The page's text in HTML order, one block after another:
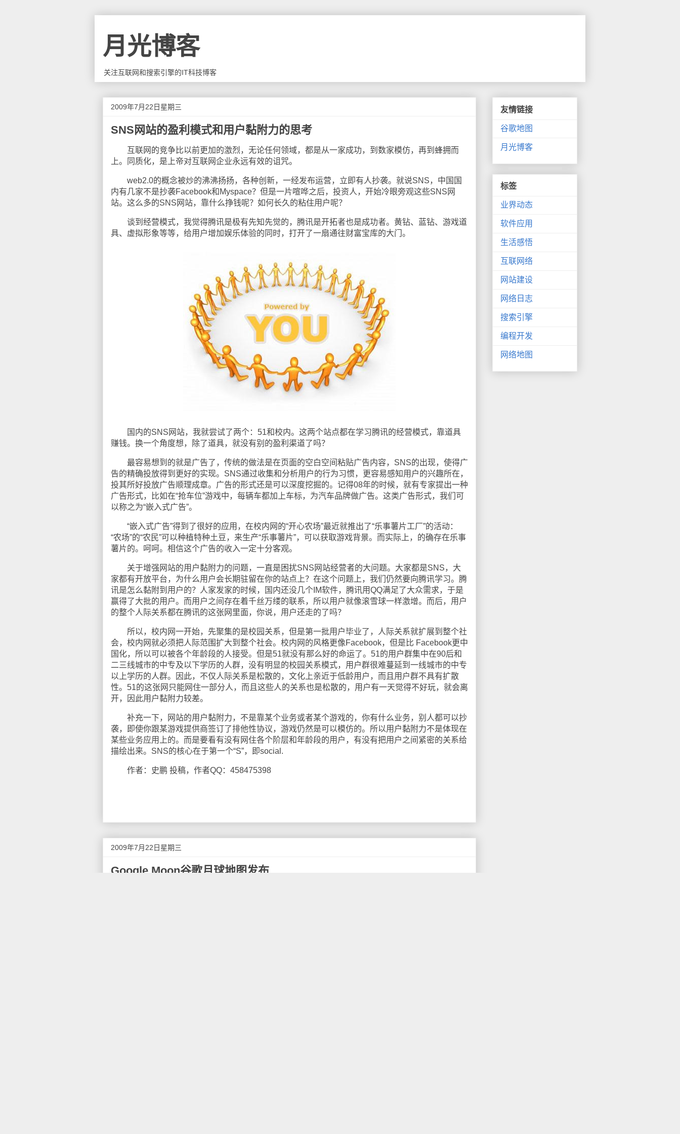
月光博客
关注互联网和搜索引擎的IT科技博客
2009年7月22日星期三
SNS网站的盈利模式和用户黏附力的思考
互联网的竞争比以前更加的激烈，无论任何领域，都是从一家成功，到数家模仿，再到蜂拥而
上。同质化，是上帝对互联网企业永远有效的诅咒。
web2.0的概念被炒的沸沸扬扬，各种创新，一经发布运营，立即有人抄袭。就说SNS，中国国
内有几家不是抄袭Facebook和Myspace？但是一片喧哗之后，投资人，开始冷眼旁观这些SNS网
站。这么多的SNS网站，靠什么挣钱呢？如何长久的粘住用户呢？
谈到经营模式，我觉得腾讯是极有先知先觉的，腾讯是开拓者也是成功者。黄钻、蓝钻、游戏道
具、虚拟形象等等，给用户增加娱乐体验的同时，打开了一扇通往财富宝库的大门。
国内的SNS网站，我就尝试了两个：51和校内。这两个站点都在学习腾讯的经营模式，靠道具
赚钱。换一个角度想，除了道具，就没有别的盈利渠道了吗？
最容易想到的就是广告了，传统的做法是在页面的空白空间粘贴广告内容，SNS的出现，使得广
告的精确投放得到更好的实现。SNS通过收集和分析用户的行为习惯，更容易感知用户的兴趣所在，
投其所好投放广告顺理成章。广告的形式还是可以深度挖掘的。记得08年的时候，就有专家提出一种
广告形式，比如在“抢车位”游戏中，每辆车都加上车标，为汽车品牌做广告。这类广告形式，我们可
以称之为“嵌入式广告”。
“嵌入式广告”得到了很好的应用，在校内网的“开心农场”最近就推出了“乐事薯片工厂”的活动：
“农场”的“农民”可以种植特种土豆，来生产“乐事薯片”，可以获取游戏背景。而实际上，的确存在乐事
薯片的。呵呵。相信这个广告的收入一定十分客观。
关于增强网站的用户黏附力的问题，一直是困扰SNS网站经营者的大问题。大家都是SNS，大
家都有开放平台，为什么用户会长期驻留在你的站点上？在这个问题上，我们仍然要向腾讯学习。腾
讯是怎么黏附到用户的？人家发家的时候，国内还没几个IM软件，腾讯用QQ满足了大众需求，于是
赢得了大批的用户。而用户之间存在着千丝万缕的联系，所以用户就像滚雪球一样激增。而后，用户
的整个人际关系都在腾讯的这张网里面，你说，用户还走的了吗？
所以，校内网一开始，先聚集的是校园关系，但是第一批用户毕业了，人际关系就扩展到整个社
会，校内网就必须把人际范围扩大到整个社会。校内网的风格更像Facebook，但是比 Facebook更中
国化，所以可以被各个年龄段的人接受。但是51就没有那么好的命运了。51的用户群集中在90后和
二三线城市的中专及以下学历的人群，没有明显的校园关系模式，用户群很难蔓延到一线城市的中专
以上学历的人群。因此，不仅人际关系是松散的，文化上亲近于低龄用户，而且用户群不具有扩散
性。51的这张网只能网住一部分人，而且这些人的关系也是松散的，用户有一天觉得不好玩，就会离
开，因此用户黏附力较差。
补充一下，网站的用户黏附力，不是靠某个业务或者某个游戏的，你有什么业务，别人都可以抄
袭，即使你跟某游戏提供商签订了排他性协议，游戏仍然是可以模仿的。所以用户黏附力不是体现在
某些业务应用上的。而是要看有没有网住各个阶层和年龄段的用户，有没有把用户之间紧密的关系给
描绘出来。SNS的核心在于第一个“S”，即social.
作者：史鹏 投稿，作者QQ：458475398
2009年7月22日星期三
Google Moon谷歌月球地图发布
友情链接
谷歌地图
月光博客
标签
业界动态
软件应用
生活感悟
互联网络
网站建设
网络日志
搜索引擎
编程开发
网络地图